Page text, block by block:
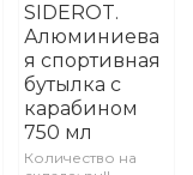
SIDEROT.
Алюминиева
я спортивная
бутылка с
карабином
750 мл
Количество на